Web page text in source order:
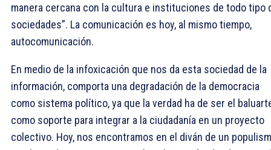
manera cercana con la cultura e instituciones de todo tipo
sociedades”. La comunicación es hoy, al mismo tiempo,
autocomunicación.
En medio de la infoxicación que nos da esta sociedad de la
información, comporta una degradación de la democracia
como sistema político, ya que la verdad ha de ser el
como soporte para integrar a la ciudadanía en un proyecto
colectivo. Hoy, nos encontramos en el diván de un